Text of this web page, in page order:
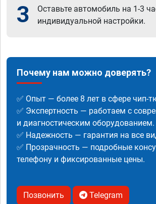
3
Оставьте автомобиль на 1-3
индивидуальной настройки.
Почему нам можно доверять?
✅ Опыт — более 8 лет в сфере чип-
✅ Экспертность — работаем с
и диагностическим оборудованием.
✅ Надежность — гарантия на все
✅ Прозрачность — подробные
телефону и фиксированные цены.
Позвонить Telegram